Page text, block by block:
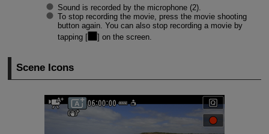
Sound is recorded by the microphone (2).
To stop recording the movie, press the movie shooting
button again. You can also stop recording a movie by
tapping [
] on the screen.
Scene Icons